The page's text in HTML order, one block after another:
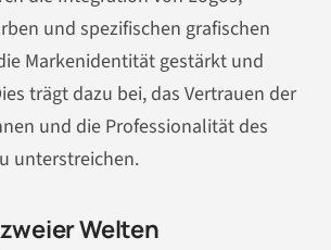
und spezifischen grafischen
Markenidentität gestärkt und
trägt dazu bei, das Vertrauen der
und die Professionalität des
unterstreichen.
Welten